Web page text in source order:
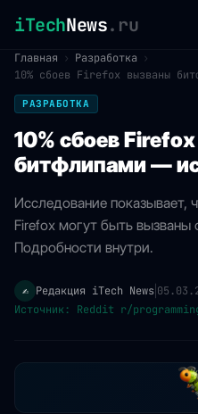
iTechNews.ru
Главная › Разработка
›
10% сбоев Firefox вызваны
РАЗРАБОТКА
10% сбоев
битфлипами —
Исследование показывает,
Firefox могут быть
Подробности внутри.
✍️ Редакция iTech News
Источник: Reddit r/